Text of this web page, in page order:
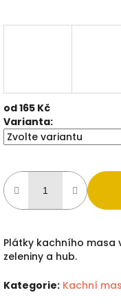
od165 Kč
Měrná
cena:
Varianta:
Plátky kachního
zeleniny a hub.
Kategorie: Kachní